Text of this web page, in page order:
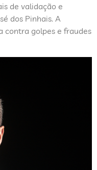
de validação e
dos Pinhais. A
contra golpes e fraudes